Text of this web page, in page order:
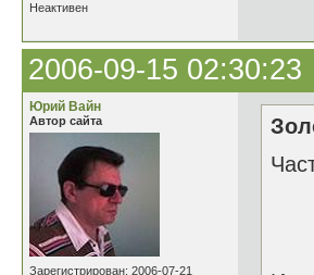
Неактивен
2006-09-15 02:30:23
Юрий Вайн
Автор сайта
Зарегистрирован: 2006-07-21